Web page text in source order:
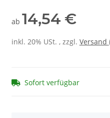
ab 14,54 €
inkl. 20% USt. , zzgl. Versand
Sofort verfügbar